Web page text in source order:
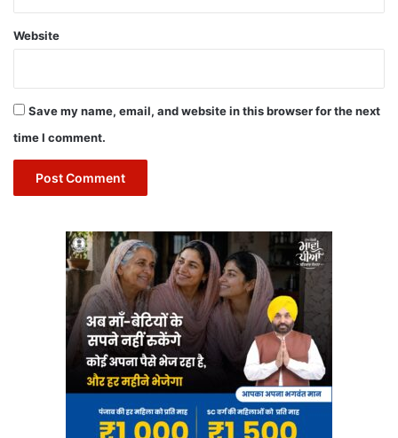
Website
Save my name, email, and website in this browser for the next
time I comment.